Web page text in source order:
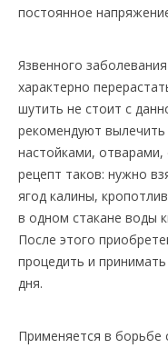
постоянное
Язвенного
характерно
шутить не стоит с
рекомендуют вылечить
настойками,
рецепт таков: нужно
ягод калины,
в одном стакане воды
После этого
процедить и
дня.
Применяется в борьбе